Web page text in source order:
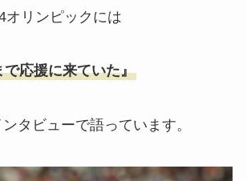
オリンピックには
応援に来ていた』
タビューで語っています。